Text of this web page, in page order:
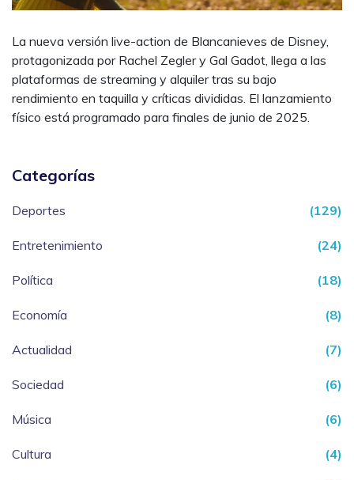
La nueva versión live-action de Blancanieves de Disney,
protagonizada por Rachel Zegler y Gal Gadot, llega a las
plataformas de streaming y alquiler tras su bajo
rendimiento en taquilla y críticas divididas. El lanzamiento
físico está programado para finales de junio de 2025.
Categorías
Deportes (129)
Entretenimiento (24)
Política (18)
Economía (8)
Actualidad (7)
Sociedad (6)
Música (6)
Cultura (4)